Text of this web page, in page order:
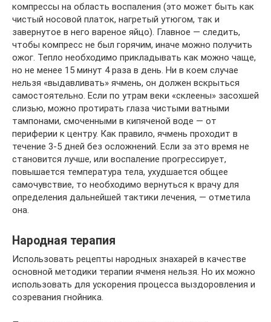
компрессы на область воспаления (это может быть как
чистый носовой платок, нагретый утюгом, так и
завернутое в него вареное яйцо). Главное — следить,
чтобы компресс не был горячим, иначе можно получить
ожог. Тепло необходимо прикладывать как можно чаще,
но не менее 15 минут 4 раза в день. Ни в коем случае
нельзя «выдавливать» ячмень, он должен вскрыться
самостоятельно. Если по утрам веки «склеены» засохшей
слизью, можно протирать глаза чистыми ватными
тампонами, смоченными в кипяченой воде — от
периферии к центру. Как правило, ячмень проходит в
течение 3-5 дней без осложнений. Если за это время не
становится лучше, или воспаление прогрессирует,
повышается температура тела, ухудшается общее
самочувствие, то необходимо вернуться к врачу для
определения дальнейшей тактики лечения, — отметила
она.
Народная терапия
Использовать рецепты народных знахарей в качестве
основной методики терапии ячменя нельзя. Но их можно
использовать для ускорения процесса выздоровления и
созревания гнойника.